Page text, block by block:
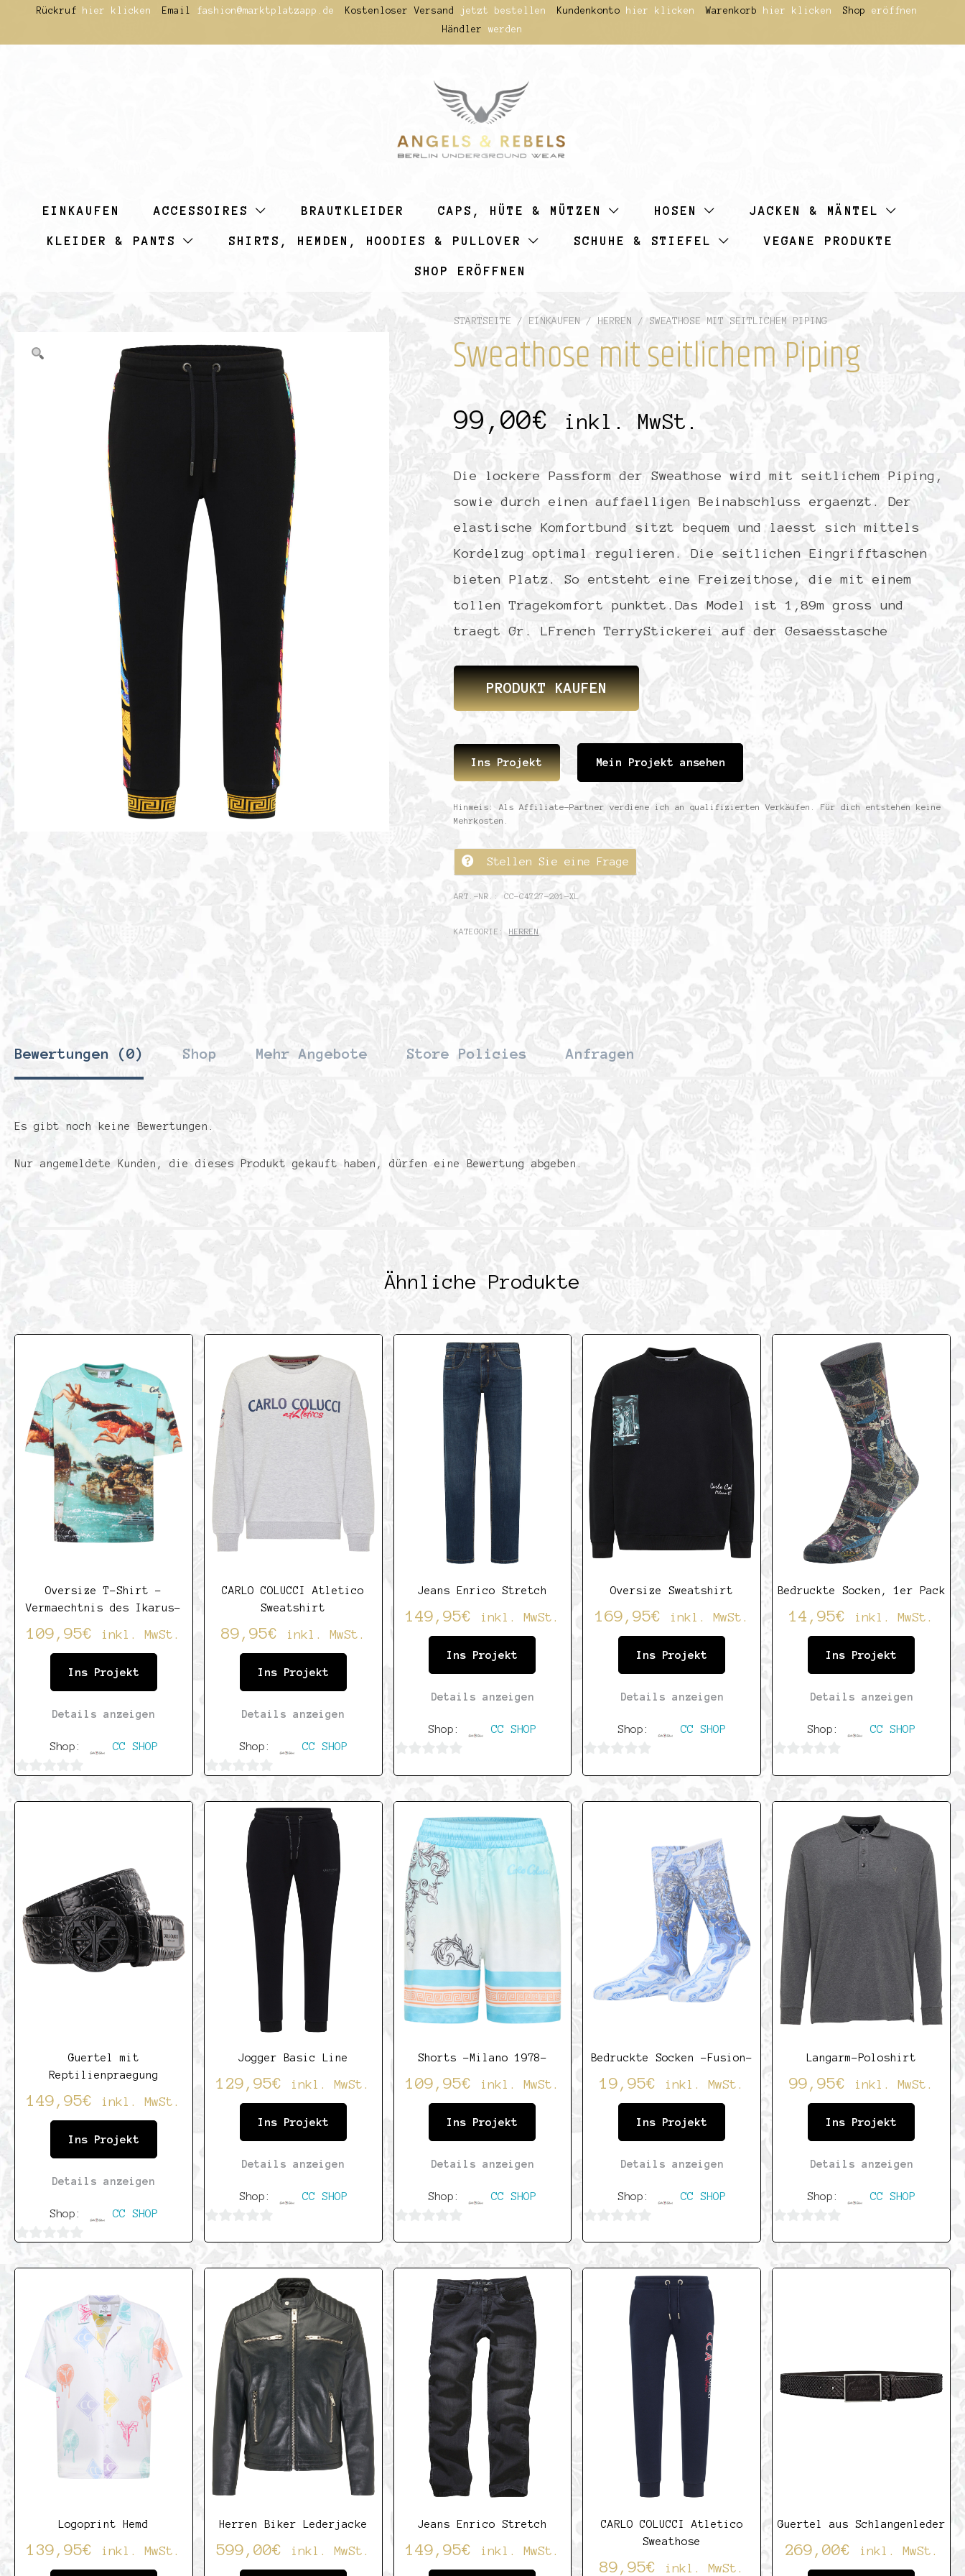
springen
Rückruf hier klicken Email fashion@marktplatzapp.de Kostenloser Versand jetzt bestellen Kundenkonto hier klicken Warenkorb hier klicken Shop eröffnen
Händler werden
EINKAUFEN ACCESSOIRES BRAUTKLEIDER CAPS, HÜTE & MÜTZEN HOSEN JACKEN & MÄNTEL
KLEIDER & PANTS SHIRTS, HEMDEN, HOODIES & PULLOVER SCHUHE & STIEFEL VEGANE PRODUKTE
SHOP ERÖFFNEN
STARTSEITE / EINKAUFEN / HERREN / SWEATHOSE MIT SEITLICHEM PIPING
Sweathose mit seitlichem Piping
99,00€ inkl. MwSt.
Die lockere Passform der Sweathose wird mit seitlichem Piping,
sowie durch einen auffaelligen Beinabschluss ergaenzt. Der
elastische Komfortbund sitzt bequem und laesst sich mittels
Kordelzug optimal regulieren. Die seitlichen Eingrifftaschen
bieten Platz. So entsteht eine Freizeithose, die mit einem
tollen Tragekomfort punktet.Das Model ist 1,89m gross und
traegt Gr. LFrench TerryStickerei auf der Gesaesstasche
PRODUKT KAUFEN
Ins Projekt Mein Projekt ansehen
Hinweis: Als Affiliate-Partner verdiene ich an qualifizierten Verkäufen. Für dich entstehen keine
Mehrkosten.
Stellen Sie eine Frage
ART.-NR.: CC-C4727-201-XL
KATEGORIE: HERREN
Bewertungen (0) Shop Mehr Angebote Store Policies Anfragen
Es gibt noch keine Bewertungen.
Nur angemeldete Kunden, die dieses Produkt gekauft haben, dürfen eine Bewertung abgeben.
Ähnliche Produkte
Oversize T-Shirt -
Vermaechtnis des Ikarus-
109,95€ inkl. MwSt.
Ins Projekt
Details anzeigen
Shop: CC SHOP
von
CARLO COLUCCI Atletico
Sweatshirt
89,95€ inkl. MwSt.
Ins Projekt
Details anzeigen
Shop: CC SHOP
0
von
Jeans Enrico Stretch
149,95€ inkl. MwSt.
Ins Projekt
Details anzeigen
Shop: CC SHOP
5
Oversize Sweatshirt
169,95€ inkl. MwSt.
Ins Projekt
Details anzeigen
Shop: CC SHOP
5
Bedruckte Socken, 1er Pack
14,95€ inkl. MwSt.
Ins Projekt
Details anzeigen
Shop: CC SHOP
5
Guertel mit
Reptilienpraegung
149,95€ inkl. MwSt.
Ins Projekt
Details anzeigen
Shop: CC SHOP
von
Jogger Basic Line
129,95€ inkl. MwSt.
Ins Projekt
Details anzeigen
Shop: CC SHOP
5
Shorts -Milano 1978-
109,95€ inkl. MwSt.
Ins Projekt
Details anzeigen
Shop: CC SHOP
5
Bedruckte Socken -Fusion-
19,95€ inkl. MwSt.
Ins Projekt
Details anzeigen
Shop: CC SHOP
5
Langarm-Poloshirt
99,95€ inkl. MwSt.
Ins Projekt
Details anzeigen
Shop: CC SHOP
5
Logoprint Hemd
139,95€ inkl. MwSt.
Herren Biker Lederjacke
599,00€ inkl. MwSt.
Jeans Enrico Stretch
149,95€ inkl. MwSt.
CARLO COLUCCI Atletico
Sweathose
89,95€ inkl. MwSt.
Guertel aus Schlangenleder
269,00€ inkl. MwSt.